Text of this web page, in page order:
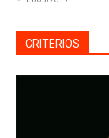
CRITERIOS